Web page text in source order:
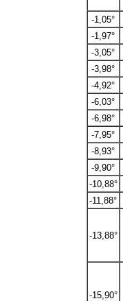
-1,05°
-1,97°
-3,05°
-3,98°
-4,92°
-6,03°
-6,98°
-7,95°
-8,93°
-9,90°
-10,88°
-11,88°
-13,88°
-15,90°